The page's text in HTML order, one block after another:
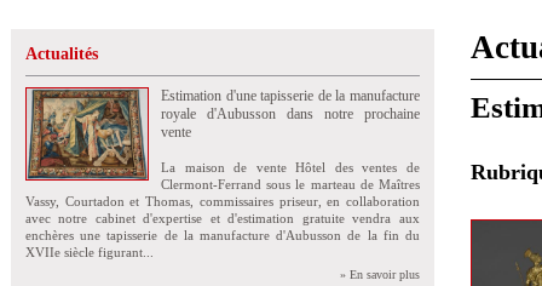
Actualités
Estimation d'une tapisserie de la manufacture
royale d'Aubusson dans notre prochaine
vente
La maison de vente Hôtel des ventes de
Clermont-Ferrand sous le marteau de Maîtres
Vassy, Courtadon et Thomas, commissaires priseur, en collaboration
avec notre cabinet d'expertise et d'estimation gratuite vendra aux
enchères une tapisserie de la manufacture d'Aubusson de la fin du
XVIIe siècle figurant...
» En savoir plus